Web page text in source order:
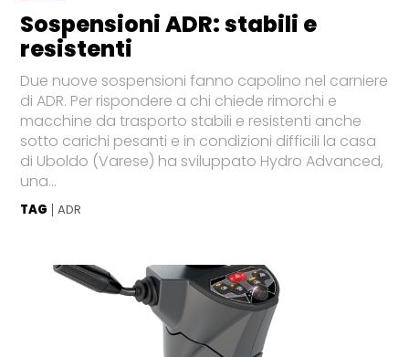
Sospensioni ADR: stabili e
resistenti
Due nuove sospensioni fanno capolino nel carniere
di ADR. Per rispondere a chi chiede rimorchi e
macchine da trasporto stabili e resistenti anche
sotto carichi pesanti e in condizioni difficili la casa
di Uboldo (Varese) ha sviluppato Hydro Advanced,
una...
TAG ADR